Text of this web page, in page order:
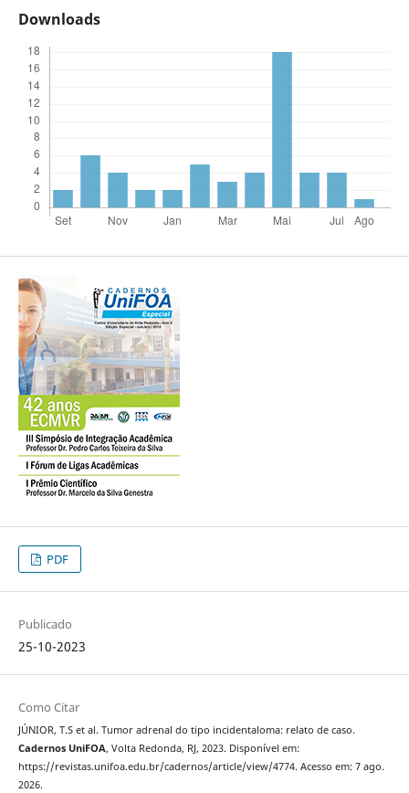
Downloads
PDF
Publicado
25-10-2023
Como Citar
JÚNIOR, T.S et al. Tumor adrenal do tipo incidentaloma: relato de caso.
Cadernos UniFOA, Volta Redonda, RJ, 2023. Disponível em:
https://revistas.unifoa.edu.br/cadernos/article/view/4774. Acesso em: 7 ago.
2026.